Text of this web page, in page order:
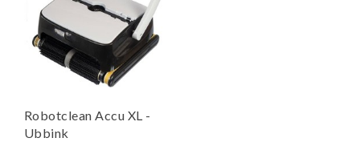
Robotclean Accu XL -
Ubbink